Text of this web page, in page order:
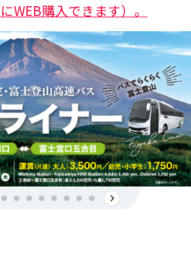
WEB購入できます）。